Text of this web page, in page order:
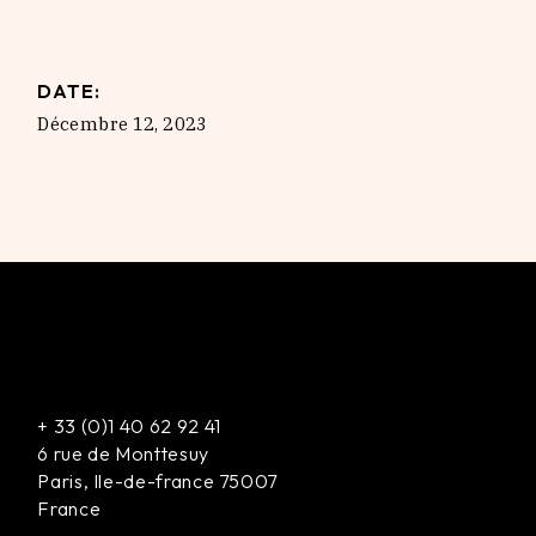
DATE:
Décembre 12, 2023
+ 33 (0)1 40 62 92 41
6 rue de Monttesuy
Paris, Ile-de-france 75007
France